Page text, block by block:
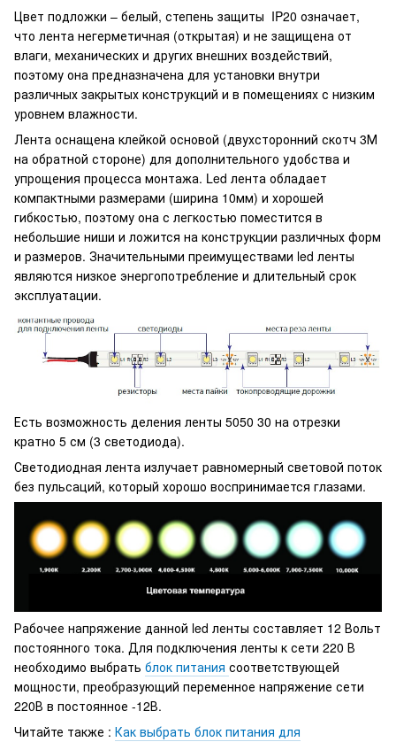
Цвет подложки – белый, степень защиты IP20 означает,
что лента негерметичная (открытая) и не защищена от
влаги, механических и других внешних воздействий,
поэтому она предназначена для установки внутри
различных закрытых конструкций и в помещениях с низким
уровнем влажности.
Лента оснащена клейкой основой (двухсторонний скотч 3М
на обратной стороне) для дополнительного удобства и
упрощения процесса монтажа. Led лента обладает
компактными размерами (ширина 10мм) и хорошей
гибкостью, поэтому она с легкостью поместится в
небольшие ниши и ложится на конструкции различных форм
и размеров. Значительными преимуществами led ленты
являются низкое энергопотребление и длительный срок
эксплуатации.
Есть возможность деления ленты 5050 30 на отрезки
кратно 5 см (3 светодиода).
Светодиодная лента излучает равномерный световой поток
без пульсаций, который хорошо воспринимается глазами.
Рабочее напряжение данной led ленты составляет 12 Вольт
постоянного тока. Для подключения ленты к сети 220 В
необходимо выбрать блок питания соответствующей
мощности, преобразующий переменное напряжение сети
220В в постоянное -12В.
Читайте также : Как выбрать блок питания для